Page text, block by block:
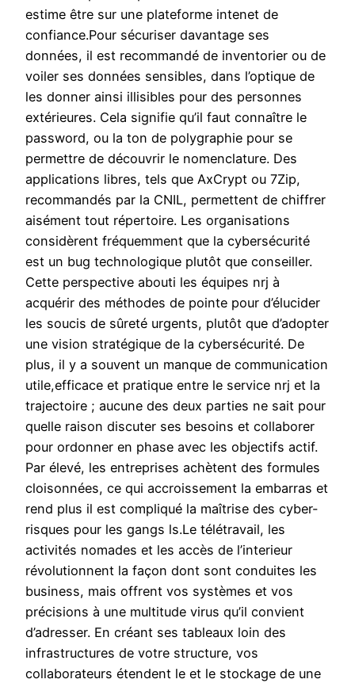
estime être sur une plateforme intenet de
confiance.Pour sécuriser davantage ses
données, il est recommandé de inventorier ou de
voiler ses données sensibles, dans l’optique de
les donner ainsi illisibles pour des personnes
extérieures. Cela signifie qu’il faut connaître le
password, ou la ton de polygraphie pour se
permettre de découvrir le nomenclature. Des
applications libres, tels que AxCrypt ou 7Zip,
recommandés par la CNIL, permettent de chiffrer
aisément tout répertoire. Les organisations
considèrent fréquemment que la cybersécurité
est un bug technologique plutôt que conseiller.
Cette perspective abouti les équipes nrj à
acquérir des méthodes de pointe pour d’élucider
les soucis de sûreté urgents, plutôt que d’adopter
une vision stratégique de la cybersécurité. De
plus, il y a souvent un manque de communication
utile,efficace et pratique entre le service nrj et la
trajectoire ; aucune des deux parties ne sait pour
quelle raison discuter ses besoins et collaborer
pour ordonner en phase avec les objectifs actif.
Par élevé, les entreprises achètent des formules
cloisonnées, ce qui accroissement la embarras et
rend plus il est compliqué la maîtrise des cyber-
risques pour les gangs ls.Le télétravail, les
activités nomades et les accès de l’interieur
révolutionnent la façon dont sont conduites les
business, mais offrent vos systèmes et vos
précisions à une multitude virus qu’il convient
d’adresser. En créant ses tableaux loin des
infrastructures de votre structure, vos
collaborateurs étendent le et le stockage de une